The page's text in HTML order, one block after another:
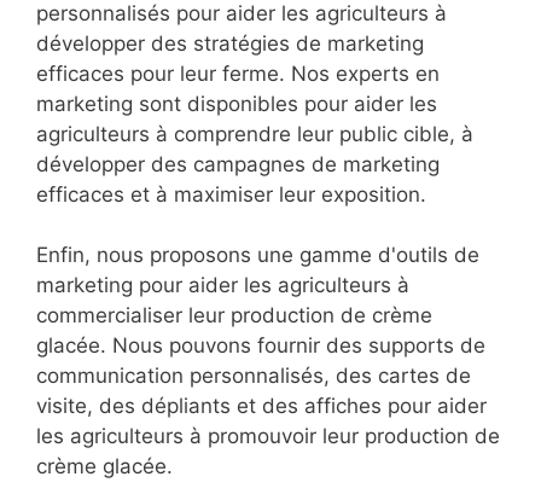
personnalisés pour aider les agriculteurs à
développer des stratégies de marketing
efficaces pour leur ferme. Nos experts en
marketing sont disponibles pour aider les
agriculteurs à comprendre leur public cible, à
développer des campagnes de marketing
efficaces et à maximiser leur exposition.
Enfin, nous proposons une gamme d'outils de
marketing pour aider les agriculteurs à
commercialiser leur production de crème
glacée. Nous pouvons fournir des supports de
communication personnalisés, des cartes de
visite, des dépliants et des affiches pour aider
les agriculteurs à promouvoir leur production de
crème glacée.